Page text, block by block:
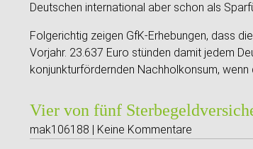
Deutschen international aber schon als
Folgerichtig zeigen GfK-Erhebungen, dass
Vorjahr. 23.637 Euro stünden damit jedem
konjunkturfördernden Nachholkonsum,
Vier von fünf
mak106188 | Keine Kommentare